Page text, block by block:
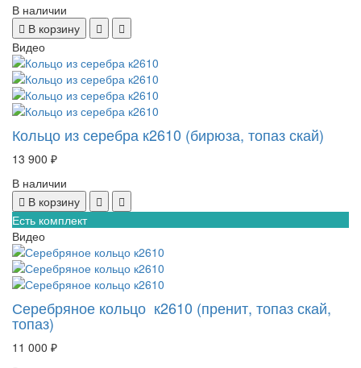
В наличии
В корзину
Видео
Кольцо из серебра к2610 (бирюза, топаз скай)
13 900 ₽
В наличии
В корзину
Есть комплект
Видео
Серебряное кольцо к2610 (пренит, топаз скай,
топаз)
11 000 ₽